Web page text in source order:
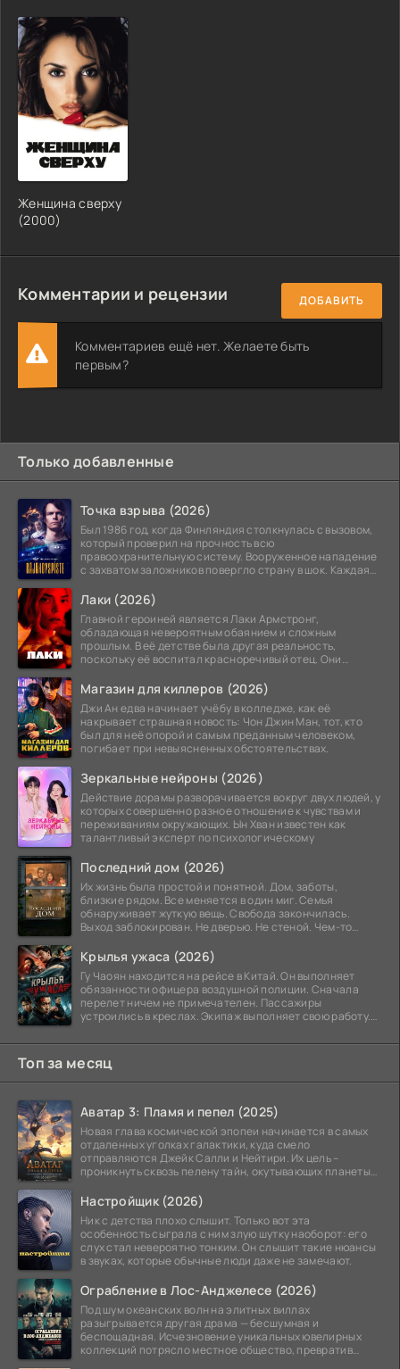
Женщина сверху
(2000)
Комментарии и рецензии ДОБАВИТЬ
Комментариев ещё нет. Желаете быть
первым?
Только добавленные
Точка взрыва (2026)
Был 1986 год, когда Финляндия столкнулась с вызовом,
который проверил на прочность всю
правоохранительную систему. Вооруженное нападение
с захватом заложников повергло страну в шок. Каждая
Лаки (2026)
Главной героиней является Лаки Армстронг,
обладающая невероятным обаянием и сложным
прошлым. В её детстве была другая реальность,
поскольку её воспитал красноречивый отец. Они
Магазин для киллеров (2026)
Джи Ан едва начинает учёбу в колледже, как её
накрывает страшная новость: Чон Джин Ман, тот, кто
был для неё опорой и самым преданным человеком,
погибает при невыясненных обстоятельствах.
Зеркальные нейроны (2026)
Действие дорамы разворачивается вокруг двух людей, у
которых совершенно разное отношение к чувствам и
переживаниям окружающих. Ын Хван известен как
талантливый эксперт по психологическому
Последний дом (2026)
Их жизнь была простой и понятной. Дом, заботы,
близкие рядом. Все меняется в один миг. Семья
обнаруживает жуткую вещь. Свобода закончилась.
Выход заблокирован. Не дверью. Не стеной. Чем-то
Крылья ужаса (2026)
Гу Чаоян находится на рейсе в Китай. Он выполняет
обязанности офицера воздушной полиции. Сначала
перелет ничем не примечателен. Пассажиры
устроились в креслах. Экипаж выполняет свою работу.
Топ за месяц
Аватар 3: Пламя и пепел (2025)
Новая глава космической эпопеи начинается в самых
отдаленных уголках галактики, куда смело
отправляются Джейк Салли и Нейтири. Их цель –
проникнуть сквозь пелену тайн, окутывающих планеты
Настройщик (2026)
Ник с детства плохо слышит. Только вот эта
особенность сыграла с ним злую шутку наоборот: его
слух стал невероятно тонким. Он слышит такие нюансы
в звуках, которые обычные люди даже не замечают.
Ограбление в Лос-Анджелесе (2026)
Под шум океанских волн на элитных виллах
разыгрывается другая драма — бесшумная и
беспощадная. Исчезновение уникальных ювелирных
коллекций потрясло местное общество, превратив